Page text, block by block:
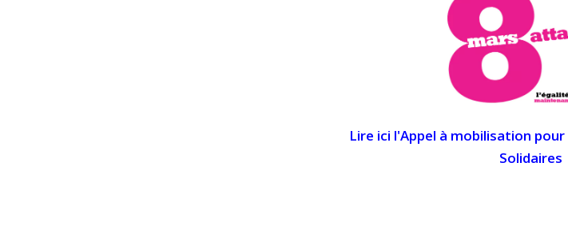
Lire ici l'Appel à mobilisation
Solidaires